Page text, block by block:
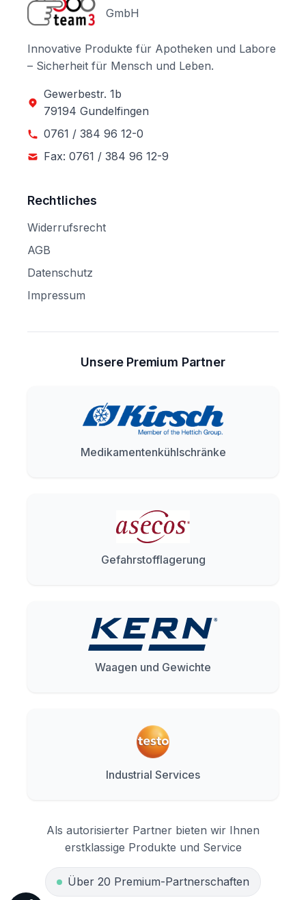
GmbH
Innovative Produkte für Apotheken und Labore
– Sicherheit für Mensch und Leben.
Gewerbestr. 1b
79194 Gundelfingen
0761 / 384 96 12-0
Fax: 0761 / 384 96 12-9
Rechtliches
Widerrufsrecht
AGB
Datenschutz
Impressum
Unsere Premium Partner
Medikamentenkühlschränke
Gefahrstofflagerung
Waagen und Gewichte
Industrial Services
Als autorisierter Partner bieten wir Ihnen
erstklassige Produkte und Service
Über 20 Premium-Partnerschaften